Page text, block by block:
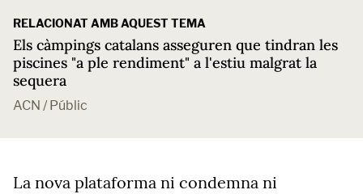
RELACIONAT AMB AQUEST TEMA
Els càmpings catalans asseguren que tindran les
piscines "a ple rendiment" a l'estiu malgrat la
sequera
ACN / Públic
La nova plataforma ni condemna ni